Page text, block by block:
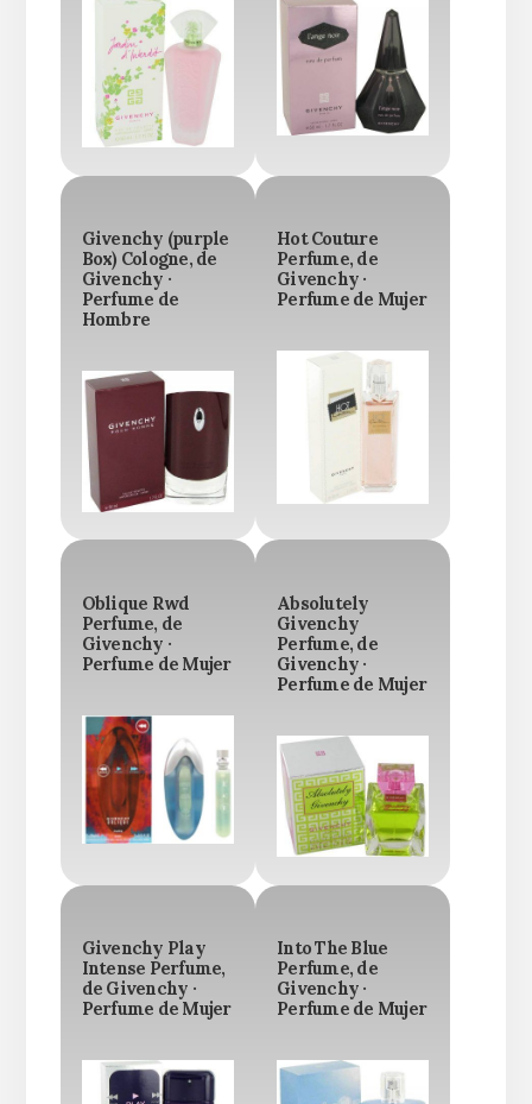
Givenchy (purple
Box) Cologne, de
Givenchy ·
Perfume de
Hombre
Hot Couture
Perfume, de
Givenchy ·
Perfume de Mujer
Oblique Rwd
Perfume, de
Givenchy ·
Perfume de Mujer
Absolutely
Givenchy
Perfume, de
Givenchy ·
Perfume de Mujer
Givenchy Play
Intense Perfume,
de Givenchy ·
Perfume de Mujer
Into The Blue
Perfume, de
Givenchy ·
Perfume de Mujer